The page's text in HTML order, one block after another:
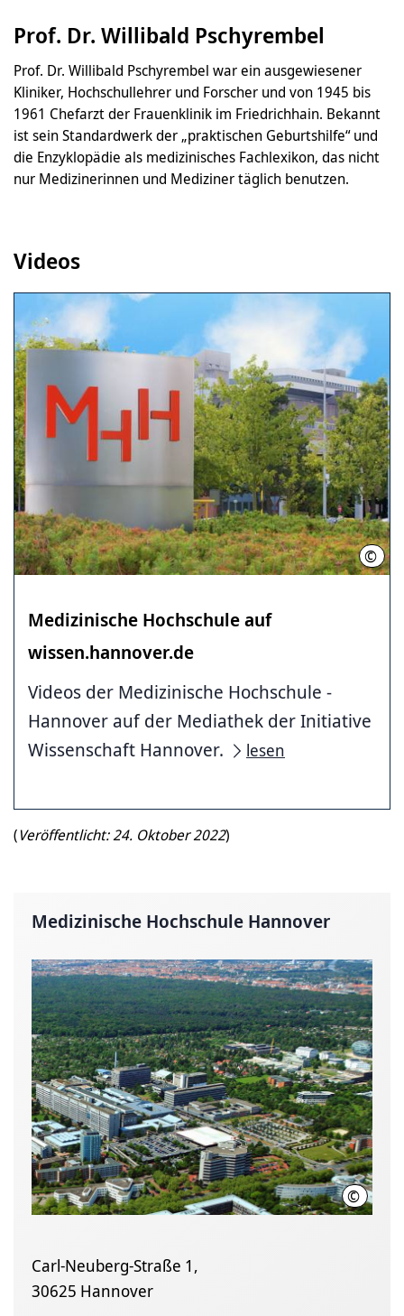
Prof. Dr. Willibald Pschyrembel
Prof. Dr. Willibald Pschyrembel war ein ausgewiesener
Kliniker, Hochschullehrer und Forscher und von 1945 bis
1961 Chefarzt der Frauenklinik im Friedrichhain. Bekannt
ist sein Standardwerk der „praktischen Geburtshilfe“ und
die Enzyklopädie als medizinisches Fachlexikon, das nicht
nur Medizinerinnen und Mediziner täglich benutzen.
Videos
©
Medizinische ­Hochschule ­auf
wissen.hannover.de
Videos der Medizinische ­Hochschule ­
Hannover auf der Mediathek der Initiative
Wissenschaft Hannover.
lesen
(Veröffentlicht: 24. Oktober 2022)
Medizinische Hochschule Hannover
© Karin
Carl-Neuberg-Straße 1,
30625 Hannover